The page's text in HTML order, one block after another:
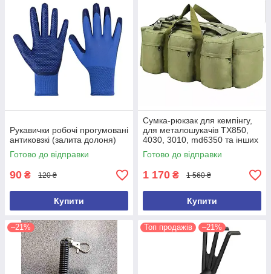
Рукавички робочі прогумовані
антиковзкі (залита долоня)
Готово до відправки
90 ₴ 120 ₴
Купити
Сумка-рюкзак для кемпінгу,
для металошукачів TX850,
4030, 3010, md6350 та інших
(ємність 100 л)
Готово до відправки
1 170 ₴ 1 560 ₴
Купити
–21% Топ продажів –21%